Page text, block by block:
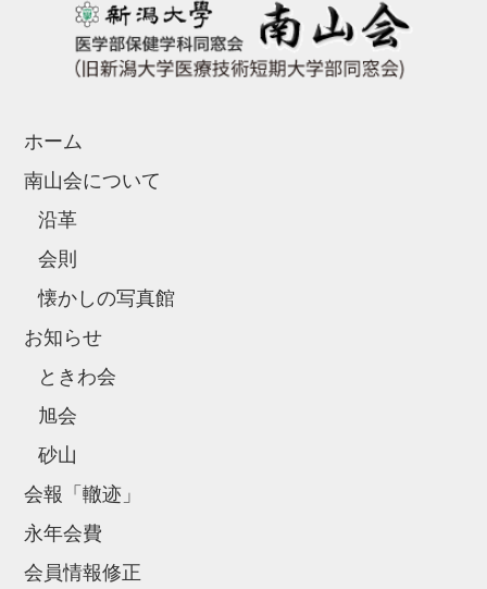
ホーム
南山会について
沿革
会則
懐かしの写真館
お知らせ
ときわ会
旭会
砂山
会報「轍迹」
永年会費
会員情報修正